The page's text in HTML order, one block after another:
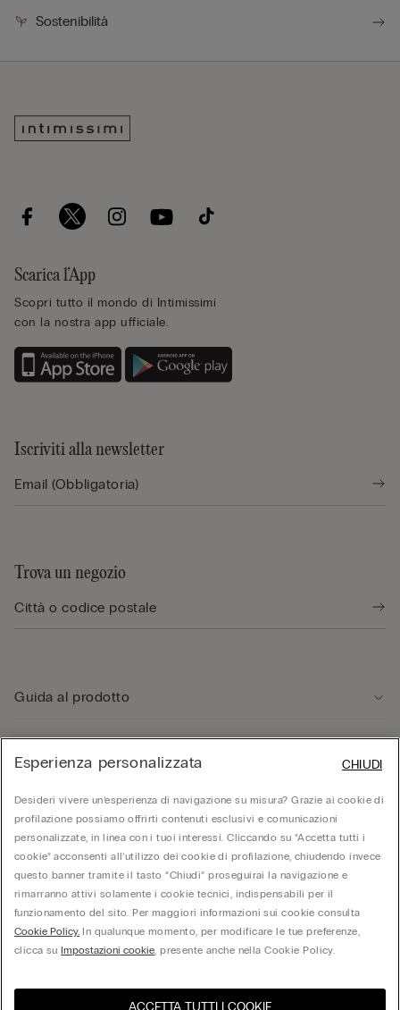
Sostenibilità
Scarica l’App
Scopri tutto il mondo di Intimissimi
con la nostra app ufficiale.
Iscriviti alla newsletter
Trova un negozio
Guida al prodotto
Area Legale
Corporate
© Calzedonia S.p.A | P.iva 02253210237 | Sede Legale: Malcesine (VR), Via Portici
Umberto Primo n. 5/3 | Cod. Fisc. e n.iscr. al Reg. Imprese di Verona: 01037050422 |
REA: VR – 205310 | Capitale sociale: Euro 212.000.000,00 | Società soggetta a
Esperienza personalizzata
Desideri vivere un’esperienza di navigazione su misura? Grazie ai cookie di
profilazione possiamo offrirti contenuti esclusivi e comunicazioni
personalizzate, in linea con i tuoi interessi. Cliccando su “Accetta tutti i
cookie” acconsenti all’utilizzo dei cookie di profilazione, chiudendo invece
questo banner tramite il tasto “Chiudi” proseguirai la navigazione e
rimarranno attivi solamente i cookie tecnici, indispensabili per il
funzionamento del sito. Per maggiori informazioni sui cookie consulta
Cookie Policy. In qualunque momento, per modificare le tue preferenze,
clicca suImpostazioni cookie, presente anche nella Cookie Policy.
ACCETTA TUTTI I COOKIE
CHIUDI